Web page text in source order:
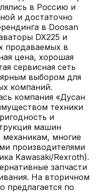
в Россию и
и достаточно
в Doosan
DX225 и
продаваемых в
цена, хорошая
сервисная сеть
выбором для
компаний.
компания «Дусан
техники
и
машин
механикам, многие
производителями
Kawasaki/Rexroth).
запчасти
На вторичном
предлагается по